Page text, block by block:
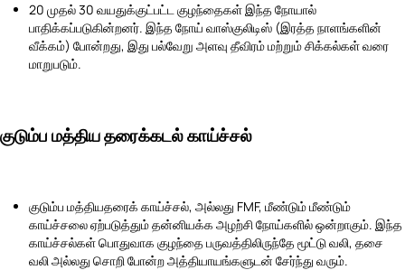
20 முதல் 30 வயதுக்குட்பட்ட குழந்தைகள் இந்த நோயால்
பாதிக்கப்படுகின்றனர். இந்த நோய் வாஸ்குலிடிஸ் (இரத்த நாளங்களின்
வீக்கம்) போன்றது, இது பல்வேறு அளவு தீவிரம் மற்றும் சிக்கல்கள் வரை
மாறுபடும்.
குடும்ப மத்திய தரைக்கடல் காய்ச்சல்
குடும்ப மத்தியதரைக் காய்ச்சல், அல்லது FMF, மீண்டும் மீண்டும்
காய்ச்சலை ஏற்படுத்தும் தன்னியக்க அழற்சி நோய்களில் ஒன்றாகும். இந்த
காய்ச்சல்கள் பொதுவாக குழந்தை பருவத்திலிருந்தே மூட்டு வலி, தசை
வலி அல்லது சொறி போன்ற அத்தியாயங்களுடன் சேர்ந்து வரும்.